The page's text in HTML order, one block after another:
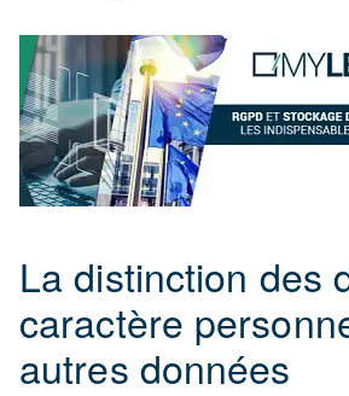
La distinction des
caractère
autres données